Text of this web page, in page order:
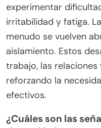
experimentar
irritabilidad y fatiga.
menudo se vuelven
aislamiento. Estos
trabajo, las
reforzando la
efectivos.
¿Cuáles son las